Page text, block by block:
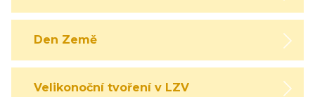
Den Země
Velikonoční tvoření v LZV